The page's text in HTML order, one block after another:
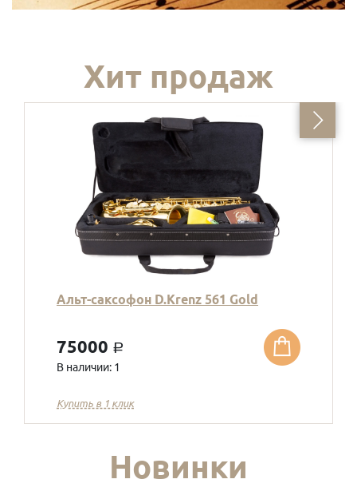
Хит продаж
Альт-саксофон D.Krenz 561 Gold
75000 a
В наличии: 1
Купить в 1 клик
Новинки